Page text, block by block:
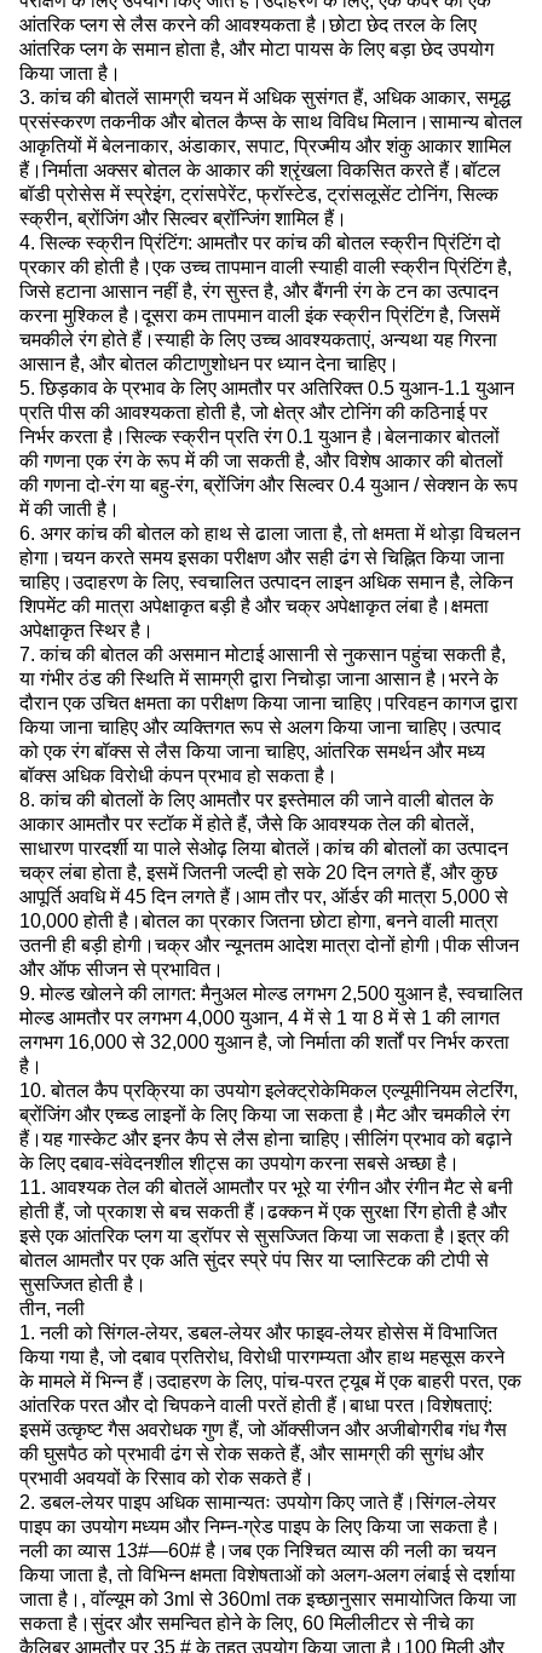
आंतरिक प्लग से लैस करने की आवश्यकता है।छोटा छेद तरल के लिए
आंतरिक प्लग के समान होता है, और मोटा पायस के लिए बड़ा छेद उपयोग
किया जाता है।
3. कांच की बोतलें सामग्री चयन में अधिक सुसंगत हैं, अधिक आकार, समृद्ध
प्रसंस्करण तकनीक और बोतल कैप्स के साथ विविध मिलान।सामान्य बोतल
आकृतियों में बेलनाकार, अंडाकार, सपाट, प्रिज्मीय और शंकु आकार शामिल
हैं।निर्माता अक्सर बोतल के आकार की श्रृंखला विकसित करते हैं।बॉटल
बॉडी प्रोसेस में स्प्रेइंग, ट्रांसपेरेंट, फ्रॉस्टेड, ट्रांसलूसेंट टोनिंग, सिल्क
स्क्रीन, ब्रोंजिंग और सिल्वर ब्रॉन्जिंग शामिल हैं।
4. सिल्क स्क्रीन प्रिंटिंग: आमतौर पर कांच की बोतल स्क्रीन प्रिंटिंग दो
प्रकार की होती है।एक उच्च तापमान वाली स्याही वाली स्क्रीन प्रिंटिंग है,
जिसे हटाना आसान नहीं है, रंग सुस्त है, और बैंगनी रंग के टन का उत्पादन
करना मुश्किल है।दूसरा कम तापमान वाली इंक स्क्रीन प्रिंटिंग है, जिसमें
चमकीले रंग होते हैं।स्याही के लिए उच्च आवश्यकताएं, अन्यथा यह गिरना
आसान है, और बोतल कीटाणुशोधन पर ध्यान देना चाहिए।
5. छिड़काव के प्रभाव के लिए आमतौर पर अतिरिक्त 0.5 युआन-1.1 युआन
प्रति पीस की आवश्यकता होती है, जो क्षेत्र और टोनिंग की कठिनाई पर
निर्भर करता है।सिल्क स्क्रीन प्रति रंग 0.1 युआन है।बेलनाकार बोतलों
की गणना एक रंग के रूप में की जा सकती है, और विशेष आकार की बोतलों
की गणना दो-रंग या बहु-रंग, ब्रोंजिंग और सिल्वर 0.4 युआन / सेक्शन के रूप
में की जाती है।
6. अगर कांच की बोतल को हाथ से ढाला जाता है, तो क्षमता में थोड़ा विचलन
होगा।चयन करते समय इसका परीक्षण और सही ढंग से चिह्नित किया जाना
चाहिए।उदाहरण के लिए, स्वचालित उत्पादन लाइन अधिक समान है, लेकिन
शिपमेंट की मात्रा अपेक्षाकृत बड़ी है और चक्र अपेक्षाकृत लंबा है।क्षमता
अपेक्षाकृत स्थिर है।
7. कांच की बोतल की असमान मोटाई आसानी से नुकसान पहुंचा सकती है,
या गंभीर ठंड की स्थिति में सामग्री द्वारा निचोड़ा जाना आसान है।भरने के
दौरान एक उचित क्षमता का परीक्षण किया जाना चाहिए।परिवहन कागज द्वारा
किया जाना चाहिए और व्यक्तिगत रूप से अलग किया जाना चाहिए।उत्पाद
को एक रंग बॉक्स से लैस किया जाना चाहिए, आंतरिक समर्थन और मध्य
बॉक्स अधिक विरोधी कंपन प्रभाव हो सकता है।
8. कांच की बोतलों के लिए आमतौर पर इस्तेमाल की जाने वाली बोतल के
आकार आमतौर पर स्टॉक में होते हैं, जैसे कि आवश्यक तेल की बोतलें,
साधारण पारदर्शी या पाले सेओढ़ लिया बोतलें।कांच की बोतलों का उत्पादन
चक्र लंबा होता है, इसमें जितनी जल्दी हो सके 20 दिन लगते हैं, और कुछ
आपूर्ति अवधि में 45 दिन लगते हैं।आम तौर पर, ऑर्डर की मात्रा 5,000 से
10,000 होती है।बोतल का प्रकार जितना छोटा होगा, बनने वाली मात्रा
उतनी ही बड़ी होगी।चक्र और न्यूनतम आदेश मात्रा दोनों होगी।पीक सीजन
और ऑफ सीजन से प्रभावित।
9. मोल्ड खोलने की लागत: मैनुअल मोल्ड लगभग 2,500 युआन है, स्वचालित
मोल्ड आमतौर पर लगभग 4,000 युआन, 4 में से 1 या 8 में से 1 की लागत
लगभग 16,000 से 32,000 युआन है, जो निर्माता की शर्तों पर निर्भर करता
है।
10. बोतल कैप प्रक्रिया का उपयोग इलेक्ट्रोकेमिकल एल्यूमीनियम लेटरिंग,
ब्रोंजिंग और एच्च्ड लाइनों के लिए किया जा सकता है।मैट और चमकीले रंग
हैं।यह गास्केट और इनर कैप से लैस होना चाहिए।सीलिंग प्रभाव को बढ़ाने
के लिए दबाव-संवेदनशील शीट्स का उपयोग करना सबसे अच्छा है।
11. आवश्यक तेल की बोतलें आमतौर पर भूरे या रंगीन और रंगीन मैट से बनी
होती हैं, जो प्रकाश से बच सकती हैं।ढक्कन में एक सुरक्षा रिंग होती है और
इसे एक आंतरिक प्लग या ड्रॉपर से सुसज्जित किया जा सकता है।इत्र की
बोतल आमतौर पर एक अति सुंदर स्प्रे पंप सिर या प्लास्टिक की टोपी से
सुसज्जित होती है।
तीन, नली
1. नली को सिंगल-लेयर, डबल-लेयर और फाइव-लेयर होसेस में विभाजित
किया गया है, जो दबाव प्रतिरोध, विरोधी पारगम्यता और हाथ महसूस करने
के मामले में भिन्न हैं।उदाहरण के लिए, पांच-परत ट्यूब में एक बाहरी परत, एक
आंतरिक परत और दो चिपकने वाली परतें होती हैं।बाधा परत।विशेषताएं:
इसमें उत्कृष्ट गैस अवरोधक गुण हैं, जो ऑक्सीजन और अजीबोगरीब गंध गैस
की घुसपैठ को प्रभावी ढंग से रोक सकते हैं, और सामग्री की सुगंध और
प्रभावी अवयवों के रिसाव को रोक सकते हैं।
2. डबल-लेयर पाइप अधिक सामान्यतः उपयोग किए जाते हैं।सिंगल-लेयर
पाइप का उपयोग मध्यम और निम्न-ग्रेड पाइप के लिए किया जा सकता है।
नली का व्यास 13#—60# है।जब एक निश्चित व्यास की नली का चयन
किया जाता है, तो विभिन्न क्षमता विशेषताओं को अलग-अलग लंबाई से दर्शाया
जाता है।, वॉल्यूम को 3ml से 360ml तक इच्छानुसार समायोजित किया जा
सकता है।सुंदर और समन्वित होने के लिए, 60 मिलीलीटर से नीचे का
कैलिबर आमतौर पर 35 # के तहत उपयोग किया जाता है।100 मिली और